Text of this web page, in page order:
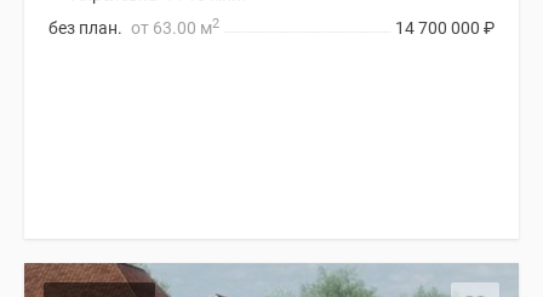
14 700 000 ₽
без план. от 63.00 м2